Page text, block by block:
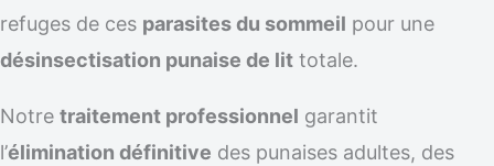
refuges de ces parasites du sommeil pour une
désinsectisation punaise de lit totale.
Notre traitement professionnel garantit
l’élimination définitive des punaises adultes, des